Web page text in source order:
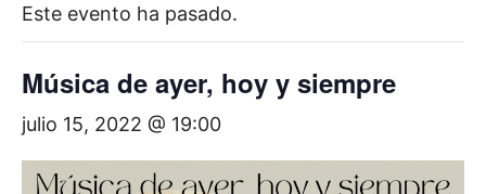
Este evento ha pasado.
Música de ayer, hoy y siempre
julio 15, 2022 @ 19:00